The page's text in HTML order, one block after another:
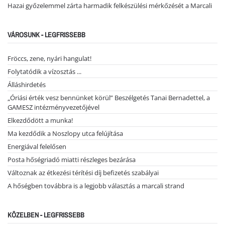
Hazai győzelemmel zárta harmadik felkészülési mérkőzését a Marcali
VÁROSUNK - LEGFRISSEBB
Fröccs, zene, nyári hangulat!
Folytatódik a vízosztás ...
Álláshirdetés
„Óriási érték vesz bennünket körül” Beszélgetés Tanai Bernadettel, a
GAMESZ intézményvezetőjével
Elkezdődött a munka!
Ma kezdődik a Noszlopy utca felújítása
Energiával felelősen
Posta hőségriadó miatti részleges bezárása
Változnak az étkezési térítési díj befizetés szabályai
A hőségben továbbra is a legjobb választás a marcali strand
KÖZELBEN - LEGFRISSEBB